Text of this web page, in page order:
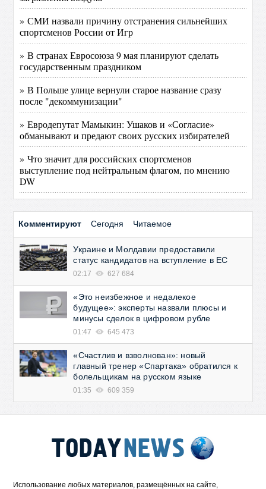
» СМИ назвали причину отстранения сильнейших
спортсменов России от Игр
» В странах Евросоюза 9 мая планируют сделать
государственным праздником
» В Польше улице вернули старое название сразу
после "декоммунизации"
» Евродепутат Мамыкин: Ушаков и «Согласие»
обманывают и предают своих русских избирателей
» Что значит для российских спортсменов
выступление под нейтральным флагом, по мнению
DW
Комментируют Сегодня Читаемое
Украине и Молдавии предоставили
статус кандидатов на вступление в ЕС
02:17 627 684
«Это неизбежное и недалекое
будущее»: эксперты назвали плюсы и
минусы сделок в цифровом рубле
01:47 645 473
«Счастлив и взволнован»: новый
главный тренер «Спартака» обратился к
болельщикам на русском языке
01:35 609 359
Использование любых материалов, размещённых на сайте,